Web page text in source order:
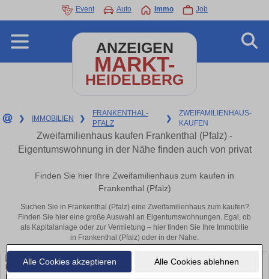
Alle Cookies akzeptieren Alle Cookies ablehnen
Event Auto Immo Job
ANZEIGEN
MARKT-
HEIDELBERG
❯ IMMOBILIEN ❯
FRANKENTHAL-
PFALZ
❯
ZWEIFAMILIENHAUS-
KAUFEN
Zweifamilienhaus kaufen Frankenthal (Pfalz) -
Eigentumswohnung in der Nähe finden auch von privat
Finden Sie hier Ihre Zweifamilienhaus zum kaufen in
Frankenthal (Pfalz)
Suchen Sie in Frankenthal (Pfalz) eine Zweifamilienhaus zum kaufen?
Finden Sie hier eine große Auswahl an Eigentumswohnungen. Egal, ob
als Kapitalanlage oder zur Vermietung – hier finden Sie Ihre Immobilie
in Frankenthal (Pfalz) oder in der Nähe.